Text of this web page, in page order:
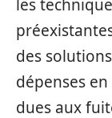
les
des
dépenses
dues aux